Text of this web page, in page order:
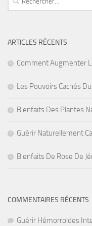
ARTICLES RÉCENTS
Comment Augmenter
Les Pouvoirs Cachés
Bienfaits Des Plantes
Guérir Naturellement
Bienfaits De Rose De
COMMENTAIRES RÉCENTS
Guérir Hémorroïdes